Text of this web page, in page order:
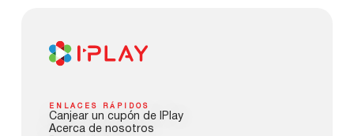
ENLACES RÁPIDOS
Canjear un cupón de IPlay
Acerca de nosotros